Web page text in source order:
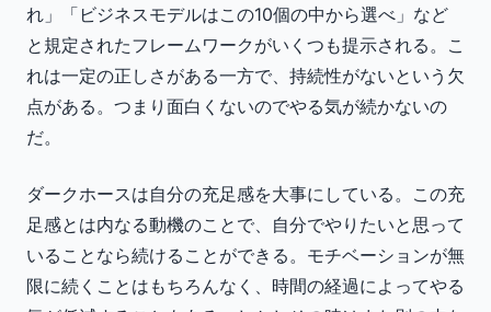
れ」「ビジネスモデルはこの10個の中から選べ」など
と規定されたフレームワークがいくつも提示される。こ
れは一定の正しさがある一方で、持続性がないという欠
点がある。つまり面白くないのでやる気が続かないの
だ。
ダークホースは自分の充足感を大事にしている。この充
足感とは内なる動機のことで、自分でやりたいと思って
いることなら続けることができる。モチベーションが無
限に続くことはもちろんなく、時間の経過によってやる